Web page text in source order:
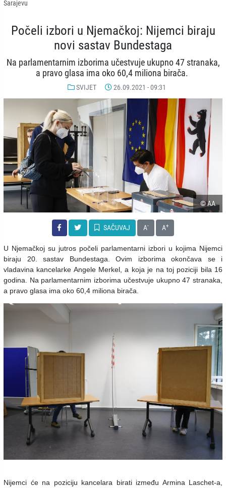
Sarajevu
Počeli izbori u Njemačkoj: Nijemci biraju
novi sastav Bundestaga
Na parlamentarnim izborima učestvuje ukupno 47 stranaka,
a pravo glasa ima oko 60,4 miliona birača.
SVIJET 26.09.2021 - 09:31
© AA
SAČUVAJ A- A+
U Njemačkoj su jutros počeli parlamentarni izbori u kojima Nijemci
biraju 20. sastav Bundestaga. Ovim izborima okončava se i
vladavina kancelarke Angele Merkel, a koja je na toj poziciji bila 16
godina. Na parlamentarnim izborima učestvuje ukupno 47 stranaka,
a pravo glasa ima oko 60,4 miliona birača.
Nijemci će na poziciju kancelara birati između Armina Laschet-a,